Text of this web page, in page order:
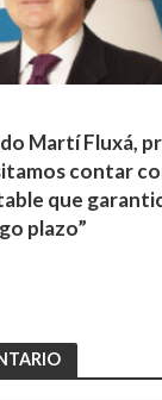
Martí Fluxá,
contar
que
plazo”